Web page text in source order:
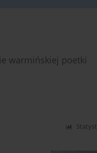
warmińskiej poetki